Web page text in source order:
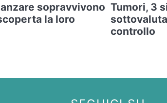
sopravvivono
la loro
Tumori, 3
controllo